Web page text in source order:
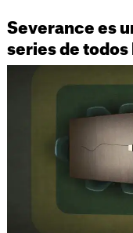
Severance es
series de todos